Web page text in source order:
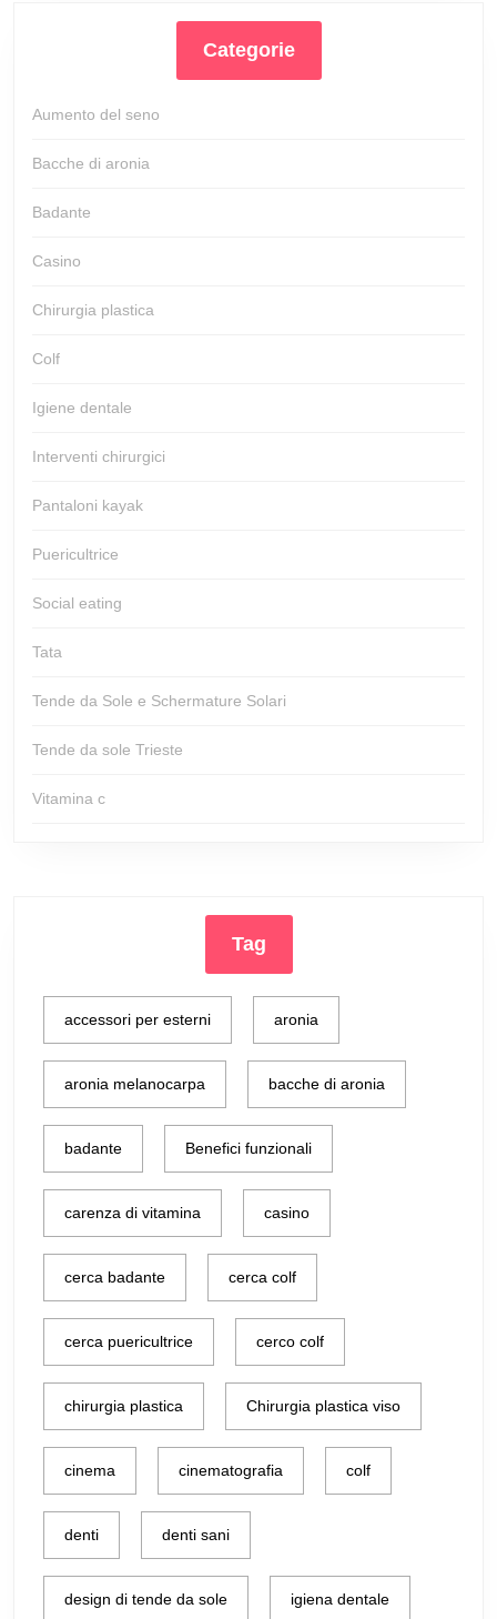
Categorie
Aumento del seno
Bacche di aronia
Badante
Casino
Chirurgia plastica
Colf
Igiene dentale
Interventi chirurgici
Pantaloni kayak
Puericultrice
Social eating
Tata
Tende da Sole e Schermature Solari
Tende da sole Trieste
Vitamina c
Tag
accessori per esterni aronia
aronia melanocarpa bacche di aronia
badante Benefici funzionali
carenza di vitamina casino
cerca badante cerca colf
cerca puericultrice cerco colf
chirurgia plastica Chirurgia plastica viso
cinema cinematografia colf
denti denti sani
design di tende da sole igiena dentale